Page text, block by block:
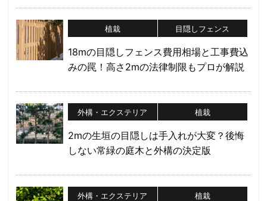
植栽 目隠しフェンス
18mの目隠しフェンス費用相場と工事費込
みの罠！高さ2mの法律制限もプロが解説
外構・エクステリア 植栽
2mの生垣の目隠しは手入れが大変？後悔
しない常緑の庭木と外構の決定版
外構・エクステリア 植栽